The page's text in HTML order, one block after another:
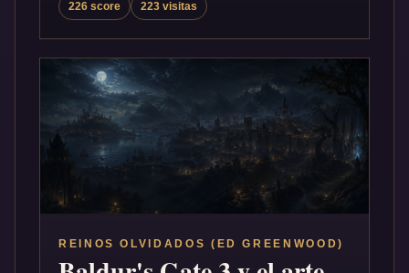
226 score 223 visitas
REINOS OLVIDADOS (ED GREENWOOD)